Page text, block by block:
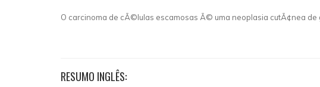
O carcinoma de cÃ©lulas escamosas Ã© uma neoplasia cutÃ¢nea
RESUMO INGLÊS: